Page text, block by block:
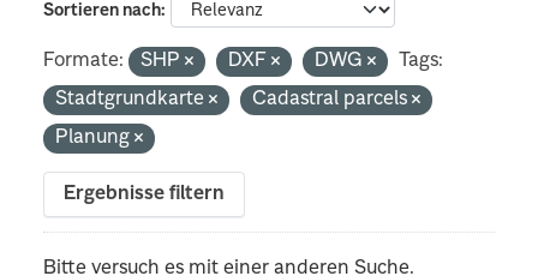
Sortieren nach
Formate: SHP DXF DWG
Tags:
Stadtgrundkarte
Cadastral parcels
Planung
Ergebnisse filtern
Bitte versuch es mit einer anderen Suche.